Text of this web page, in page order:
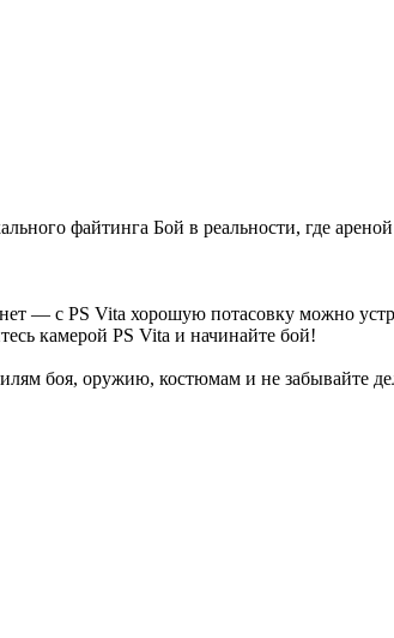
файтинга Бой в реальности, где
— с PS Vita хорошую потасовку можно
камерой PS Vita и начинайте бой!
боя, оружию, костюмам и не забывайте